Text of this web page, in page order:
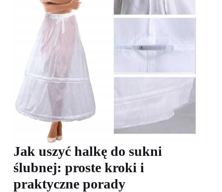
Jak uszyć halkę do sukni
ślubnej: proste kroki i
praktyczne porady